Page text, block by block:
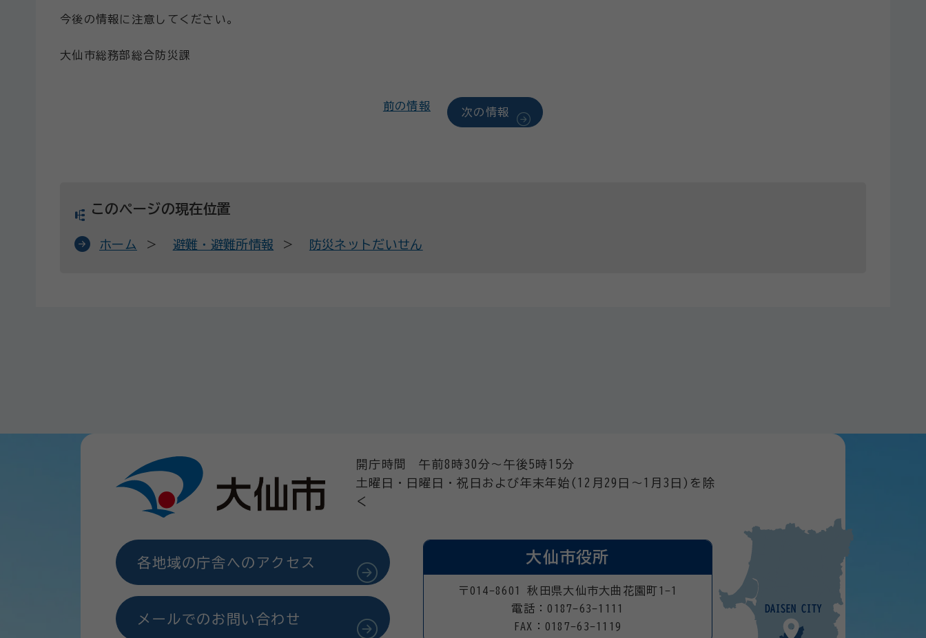
今後の情報に注意してください。
大仙市総務部総合防災課
前の情報
次の情報
このページの現在位置
ホーム 避難・避難所情報 防災ネットだいせん
開庁時間 午前8時30分～午後5時15分
土曜日・日曜日・祝日および年末年始(12月29日～1月3日)を除
く
各地域の庁舎へのアクセス
メールでのお問い合わせ
大仙市役所
〒014-8601 秋田県大仙市大曲花園町1-1
電話：0187-63-1111
FAX：0187-63-1119